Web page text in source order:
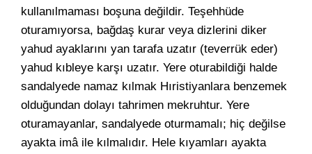
kullanılmaması boşuna değildir. Teşehhüde
oturamıyorsa, bağdaş kurar veya dizlerini diker
yahud ayaklarını yan tarafa uzatır (teverrük eder)
yahud kıbleye karşı uzatır. Yere oturabildiği halde
sandalyede namaz kılmak Hıristiyanlara benzemek
olduğundan dolayı tahrimen mekruhtur. Yere
oturamayanlar, sandalyede oturmamalı; hiç değilse
ayakta imâ ile kılmalıdır. Hele kıyamları ayakta